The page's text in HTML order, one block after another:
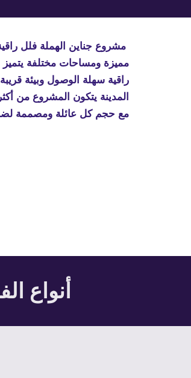
مشروع
مع حجم كل عائلة ومصممة
أنواع